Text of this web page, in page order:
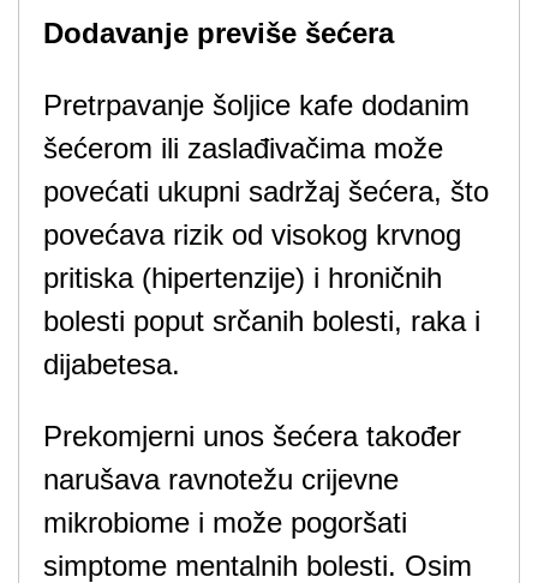
Dodavanje previše šećera
Pretrpavanje šoljice kafe dodanim
šećerom ili zaslađivačima može
povećati ukupni sadržaj šećera, što
povećava rizik od visokog krvnog
pritiska (hipertenzije) i hroničnih
bolesti poput srčanih bolesti, raka i
dijabetesa.
Prekomjerni unos šećera također
narušava ravnotežu crijevne
mikrobiome i može pogoršati
simptome mentalnih bolesti. Osim